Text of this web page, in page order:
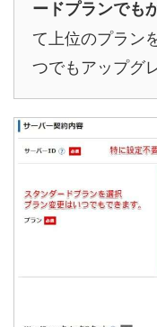
ードプランでも
て上位のプラン
つでもアップグ